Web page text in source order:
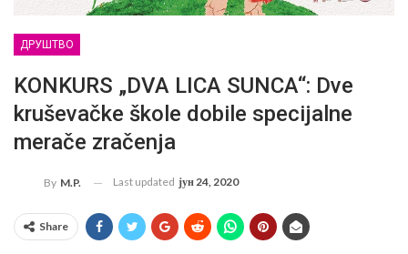
ДРУШТВО
KONKURS „DVA LICA SUNCA“: Dve
kruševačke škole dobile specijalne
merače zračenja
By M.P. Last updated јун 24, 2020
Share